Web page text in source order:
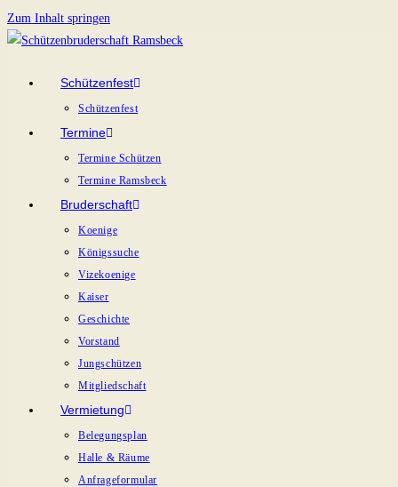
Zum Inhalt springen
Schützenfest
Schützenfest
Termine
Termine Schützen
Termine Ramsbeck
Bruderschaft
Koenige
Königssuche
Vizekoenige
Kaiser
Geschichte
Vorstand
Jungschützen
Mitgliedschaft
Vermietung
Belegungsplan
Halle & Räume
Anfrageformular